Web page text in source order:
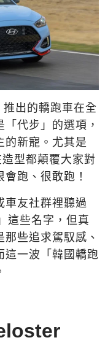
出的轎跑車在全
代步」的選項，
的新寵。尤其是
型都顛覆大家對
跑、很敢跑！
車友社群裡聽過
這些名字，但真
些追求駕馭感、
這一波「韓國轎跑